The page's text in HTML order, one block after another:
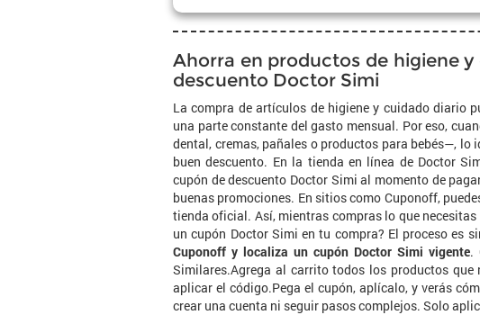
Ahorra en productos de higiene
descuento Doctor Simi
La compra de artículos de higiene y cuidado diario
una parte constante del gasto mensual. Por eso,
dental, cremas, pañales o productos para bebés—,
buen descuento. En la tienda en línea de Doctor
cupón de descuento Doctor Simi al momento de
buenas promociones. En sitios como Cuponoff,
tienda oficial. Así, mientras compras lo que
un cupón Doctor Simi en tu compra? El proceso es
Cuponoff y localiza un cupón Doctor Simi vigente.
Similares.Agrega al carrito todos los productos
aplicar el código.Pega el cupón, aplícalo, y verás
crear una cuenta ni seguir pasos complejos. Solo